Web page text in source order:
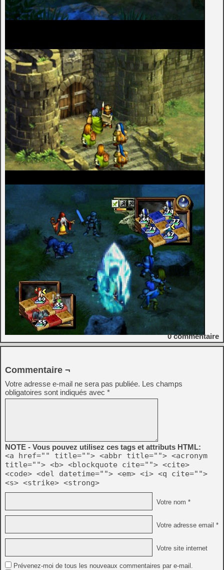
0commentaire
Commentaire ¬
Votre adresse e-mail ne sera pas publiée. Les champs
obligatoires sont indiqués avec *
NOTE - Vous pouvez utilisez ces tags et attributs HTML:
<a href="" title=""> <abbr title=""> <acronym
title=""> <b> <blockquote cite=""> <cite>
<code> <del datetime=""> <em> <i> <q cite="">
<s> <strike> <strong>
Votre nom *
Votre adresse email *
Votre site internet
Prévenez-moi de tous les nouveaux commentaires par e-mail.